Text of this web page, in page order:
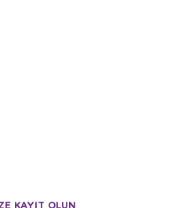
KAYIT OLUN